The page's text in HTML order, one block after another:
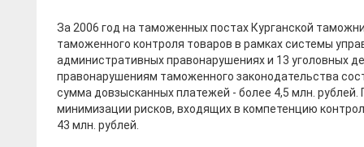
За 2006 год на таможенных постах Курганской
таможенного контроля товаров в рамках системы
административных правонарушениях и 13 уголовных
правонарушениям таможенного законодательства
сумма довзысканных платежей - более 4,5 млн.
минимизации рисков, входящих в компетенцию
43 млн. рублей.